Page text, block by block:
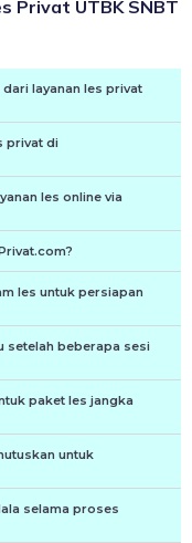
Privat UTBK SNBT
layanan les privat
privat di
les online via
les untuk persiapan
setelah beberapa sesi
paket les jangka
untuk
selama proses